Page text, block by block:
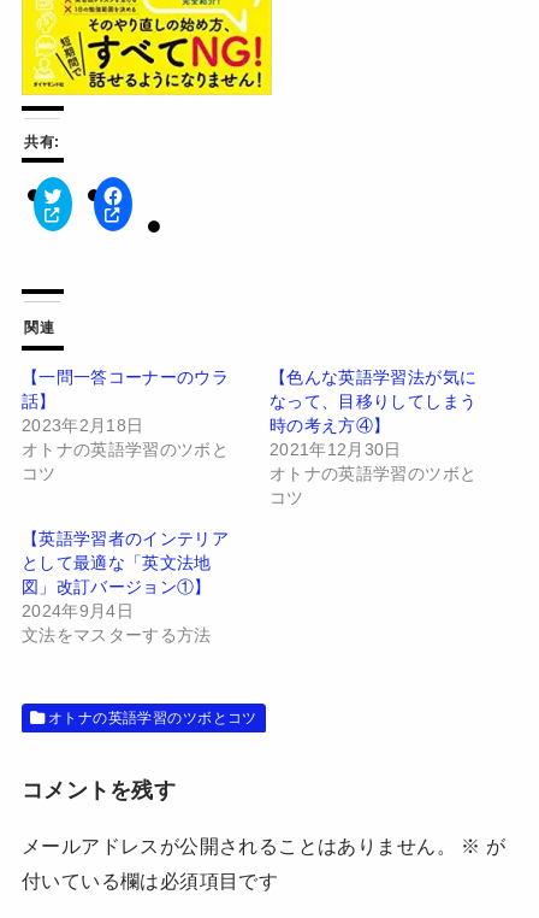
共有:
ク
リ
て
T
w
i
t
t
r
で
共
有
(
新
ウ
ィ
ン
ド
ウ
で
開
き
F
a
有
す
に
は
ク
リ
て
く
だ
さ
い
(
新
し
ン
ド
ウ
き
ま
関連
【一問一答コーナーのウラ
話】
2023年2月18日
オトナの英語学習のツボと
コツ
【色んな英語学習法が気に
なって、目移りしてしまう
時の考え方④】
2021年12月30日
オトナの英語学習のツボと
コツ
【英語学習者のインテリア
として最適な「英文法地
図」改訂バージョン①】
2024年9月4日
文法をマスターする方法
オトナの英語学習のツボとコツ
コメントを残す
メールアドレスが公開されることはありません。 ※ が
付いている欄は必須項目です